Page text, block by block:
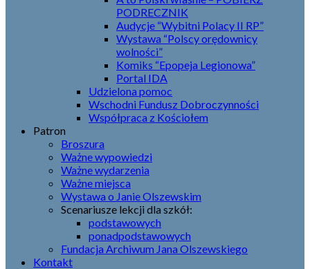
PODRECZNIK
Audycje “Wybitni Polacy II RP”
Wystawa “Polscy orędownicy
wolności”
Komiks “Epopeja Legionowa”
Portal IDA
Udzielona pomoc
Wschodni Fundusz Dobroczynności
Współpraca z Kościołem
Patron
Broszura
Ważne wypowiedzi
Ważne wydarzenia
Ważne miejsca
Wystawa o Janie Olszewskim
Scenariusze lekcji dla szkół:
podstawowych
ponadpodstawowych
Fundacja Archiwum Jana Olszewskiego
Kontakt